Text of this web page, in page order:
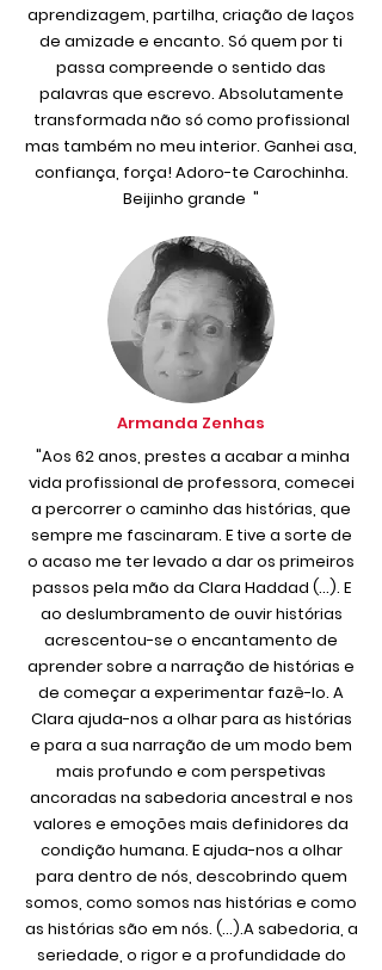
aprendizagem, partilha, criação de laços
de amizade e encanto. Só quem por ti
passa compreende o sentido das
palavras que escrevo. Absolutamente
transformada não só como profissional
mas também no meu interior. Ganhei asa,
confiança, força! Adoro-te Carochinha.
Beijinho grande "
Armanda Zenhas
"Aos 62 anos, prestes a acabar a minha
vida profissional de professora, comecei
a percorrer o caminho das histórias, que
sempre me fascinaram. E tive a sorte de
o acaso me ter levado a dar os primeiros
passos pela mão da Clara Haddad (...). E
ao deslumbramento de ouvir histórias
acrescentou-se o encantamento de
aprender sobre a narração de histórias e
de começar a experimentar fazê-lo. A
Clara ajuda-nos a olhar para as histórias
e para a sua narração de um modo bem
mais profundo e com perspetivas
ancoradas na sabedoria ancestral e nos
valores e emoções mais definidores da
condição humana. E ajuda-nos a olhar
para dentro de nós, descobrindo quem
somos, como somos nas histórias e como
as histórias são em nós. (...).A sabedoria, a
seriedade, o rigor e a profundidade do